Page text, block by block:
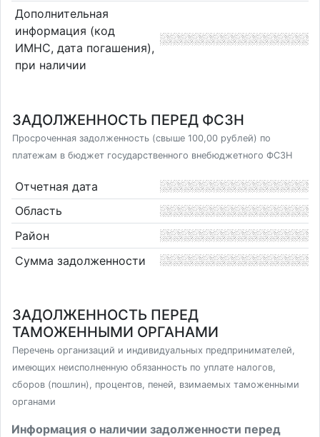
Дополнительная
информация (код
ИМНС, дата погашения),
при наличии
ЗАДОЛЖЕННОСТЬ ПЕРЕД ФСЗН
Просроченная задолженность (свыше 100,00 рублей) по
платежам в бюджет государственного внебюджетного ФСЗН
Отчетная дата
Область
Район
Сумма задолженности
ЗАДОЛЖЕННОСТЬ ПЕРЕД
ТАМОЖЕННЫМИ ОРГАНАМИ
Перечень организаций и индивидуальных предпринимателей,
имеющих неисполненную обязанность по уплате налогов,
сборов (пошлин), процентов, пеней, взимаемых таможенными
органами
Информация о наличии задолженности перед